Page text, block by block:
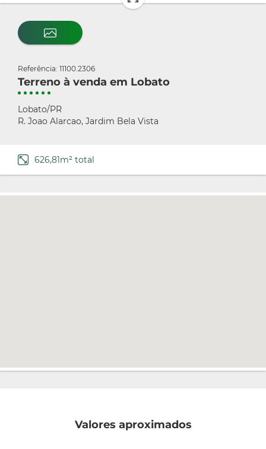
Referência: 11100.2306
Terreno à venda em Lobato
Lobato/PR
R. Joao Alarcao, Jardim Bela Vista
626,81m² total
Valores aproximados